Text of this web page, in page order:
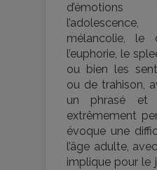
mélancolie, le
l’euphorie, le
ou bien les
ou de trahison,
un phrasé et
extrêmement
évoque une
l’âge adulte,
implique pour le